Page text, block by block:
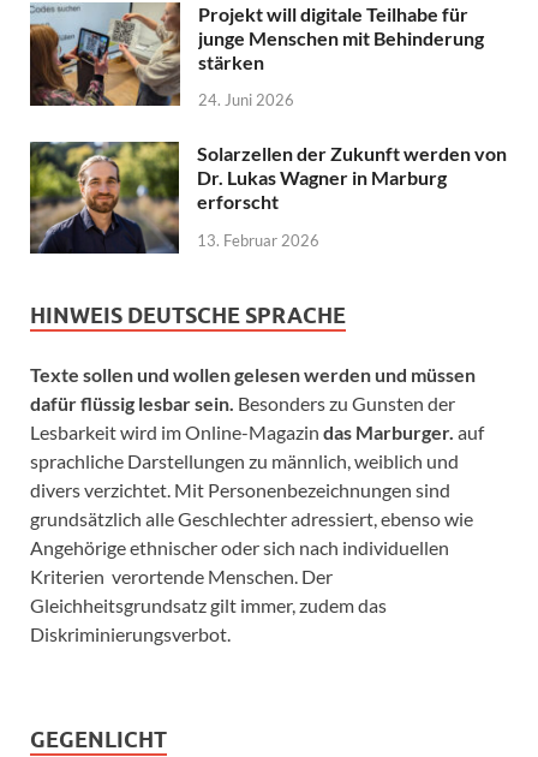
Projekt will digitale Teilhabe für
junge Menschen mit Behinderung
stärken
24. Juni 2026
Solarzellen der Zukunft werden von
Dr. Lukas Wagner in Marburg
erforscht
13. Februar 2026
HINWEIS DEUTSCHE SPRACHE
Texte sollen und wollen gelesen werden und müssen
dafür flüssig lesbar sein. Besonders zu Gunsten der
Lesbarkeit wird im Online-Magazin das Marburger. auf
sprachliche Darstellungen zu männlich, weiblich und
divers verzichtet. Mit Personenbezeichnungen sind
grundsätzlich alle Geschlechter adressiert, ebenso wie
Angehörige ethnischer oder sich nach individuellen
Kriterien verortende Menschen. Der
Gleichheitsgrundsatz gilt immer, zudem das
Diskriminierungsverbot.
GEGENLICHT